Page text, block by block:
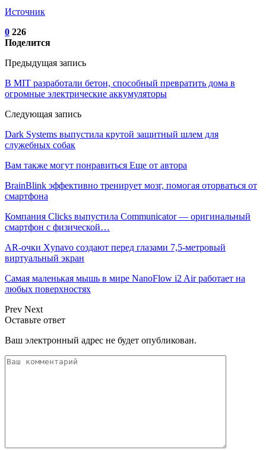
Источник
0 226
Поделится
Предыдущая запись
В MIT разработали бетон, способный превратить дома в
огромные электрические аккумуляторы
Следующая запись
Dark Systems выпустила крутой защитный шлем для
служебных собак
Вам также могут понравиться Еще от автора
BrainBlink эффективно тренирует мозг, помогая оторваться от
смартфона
Компания Clicks выпустила Communicator — оригинальный
смартфон с физической…
AR-очки Xynavo создают перед глазами 7,5-метровый
виртуальный экран
Самая маленькая мышь в мире NanoFlow i2 Air работает на
любых поверхностях
Prev Next
Оставьте ответ
Ваш электронный адрес не будет опубликован.